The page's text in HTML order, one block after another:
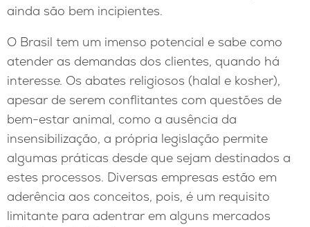
ainda são bem incipientes.
O Brasil tem um imenso potencial e sabe como
atender as demandas dos clientes, quando há
interesse. Os abates religiosos (halal e kosher),
apesar de serem conflitantes com questões de
bem-estar animal, como a ausência da
insensibilização, a própria legislação permite
algumas práticas desde que sejam destinados a
estes processos. Diversas empresas estão em
aderência aos conceitos, pois, é um requisito
limitante para adentrar em alguns mercados